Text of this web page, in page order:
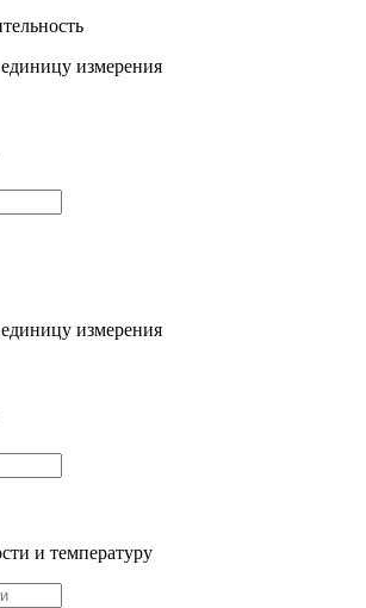
измерения
измерения
и температуру